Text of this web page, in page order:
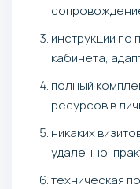
инструкции по
кабинета,
полный
ресурсов в
никаких
удаленно,
техническая